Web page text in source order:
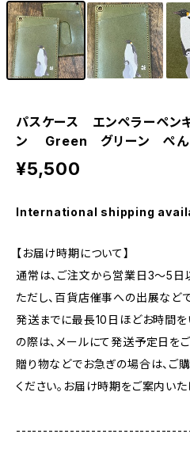
パスケース エンペラーペ
ン Green グリーン ぺん
¥5,500
International shipping
【お届け時期について】
通常は、ご注文から営業日3〜5日
ただし、百貨店催事への出展など
発送までに最長10日ほどお時間を
の際は、メールにて発送予定日をご
贈り物などでお急ぎの場合は、ご
ください。お届け時期をご案内いた